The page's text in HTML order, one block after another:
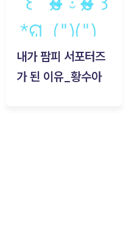
내가 팜피 서포터즈
가 된 이유_황수아